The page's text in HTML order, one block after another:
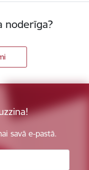
noderīga?
savā e-pastā.